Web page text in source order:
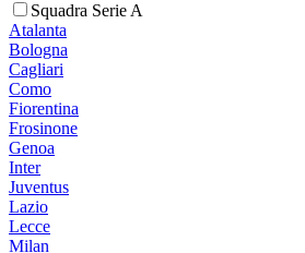
Squadra Serie A
Atalanta
Bologna
Cagliari
Como
Fiorentina
Frosinone
Genoa
Inter
Juventus
Lazio
Lecce
Milan